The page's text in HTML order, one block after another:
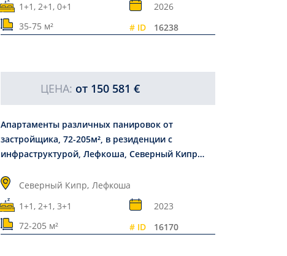
1+1, 2+1, 0+1
2026
35-75 м²
# ID 16238
ЦЕНА: от 150 581 €
Апартаменты различных панировок от
застройщика, 72-205м², в резиденции с
инфраструктурой, Лефкоша, Северный Кипр
Северный Кипр, Лефкоша
1+1, 2+1, 3+1
2023
72-205 м²
# ID 16170